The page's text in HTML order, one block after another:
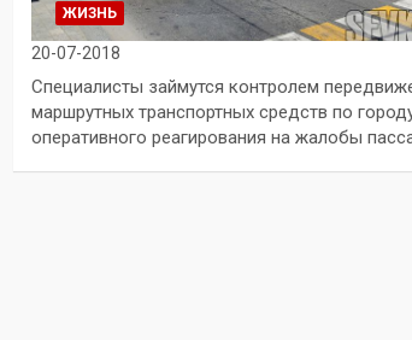
ЖИЗНЬ
20-07-2018
Специалисты займутся контролем
маршрутных транспортных средств по
оперативного реагирования на жалобы